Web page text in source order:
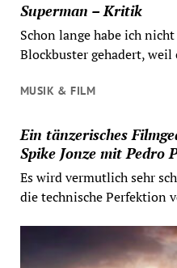
Superman – Kritik
Schon lange habe ich
Blockbuster gehadert, weil
MUSIK & FILM
Ein tänzerisches
Spike Jonze mit Pedro
Es wird vermutlich sehr
die technische Perfektion